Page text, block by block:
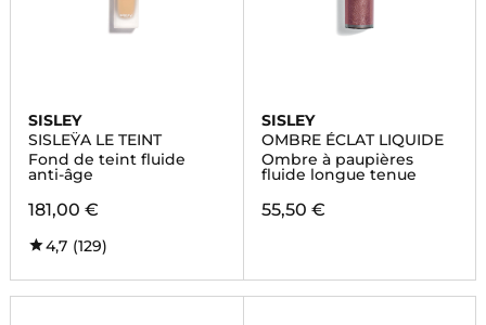
SISLEY
SISLEŸA LE TEINT
Fond de teint fluide
anti-âge
181,00 €
4,7 (129)
SISLEY
OMBRE ÉCLAT LIQUIDE
Ombre à paupières
fluide longue tenue
55,50 €